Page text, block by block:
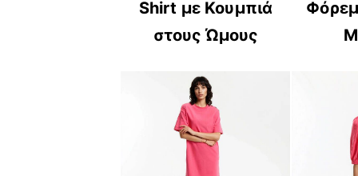
Shirt με Κουμπιά
στους Ώμους